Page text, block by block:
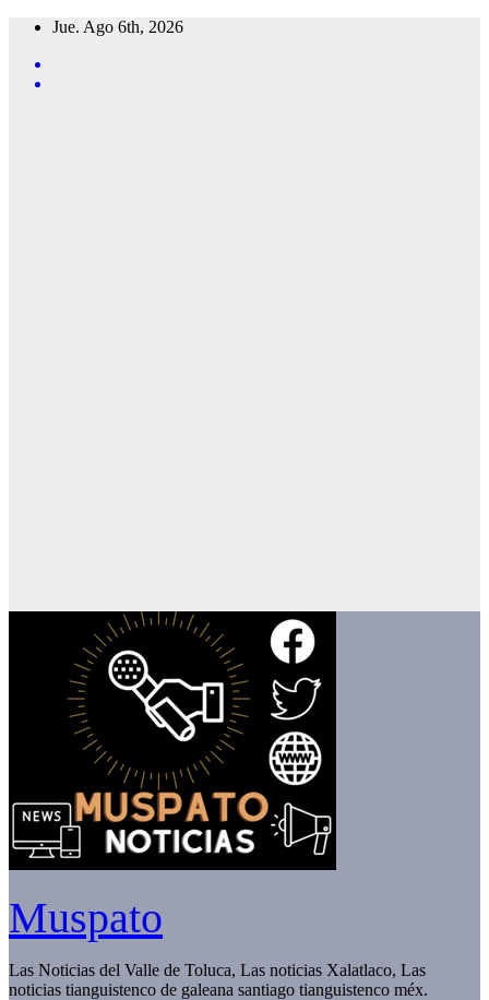
Saltar
contenido
Jue. Ago 6th, 2026
Muspato
Las Noticias del Valle de Toluca, Las noticias Xalatlaco, Las
noticias tianguistenco de galeana santiago tianguistenco méx.